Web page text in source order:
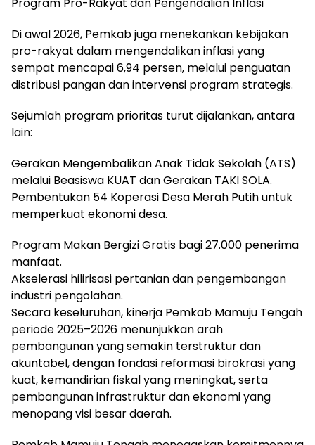
Di awal 2026, Pemkab juga menekankan kebijakan
pro-rakyat dalam mengendalikan inflasi yang
sempat mencapai 6,94 persen, melalui penguatan
distribusi pangan dan intervensi program strategis.
Sejumlah program prioritas turut dijalankan, antara
lain:
Gerakan Mengembalikan Anak Tidak Sekolah (ATS)
melalui Beasiswa KUAT dan Gerakan TAKI SOLA.
Pembentukan 54 Koperasi Desa Merah Putih untuk
memperkuat ekonomi desa.
Program Makan Bergizi Gratis bagi 27.000 penerima
manfaat.
Akselerasi hilirisasi pertanian dan pengembangan
industri pengolahan.
Secara keseluruhan, kinerja Pemkab Mamuju Tengah
periode 2025–2026 menunjukkan arah
pembangunan yang semakin terstruktur dan
akuntabel, dengan fondasi reformasi birokrasi yang
kuat, kemandirian fiskal yang meningkat, serta
pembangunan infrastruktur dan ekonomi yang
menopang visi besar daerah.